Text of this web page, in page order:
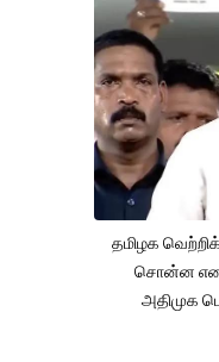
தமிழக
சொன்ன
அதிமுக